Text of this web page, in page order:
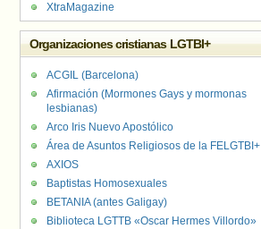
XtraMagazine
Organizaciones cristianas LGTBI+
ACGIL (Barcelona)
Afirmación (Mormones Gays y mormonas
lesbianas)
Arco Iris Nuevo Apostólico
Área de Asuntos Religiosos de la FELGTBI+
AXIOS
Baptistas Homosexuales
BETANIA (antes Galigay)
Biblioteca LGTTB «Oscar Hermes Villordo»